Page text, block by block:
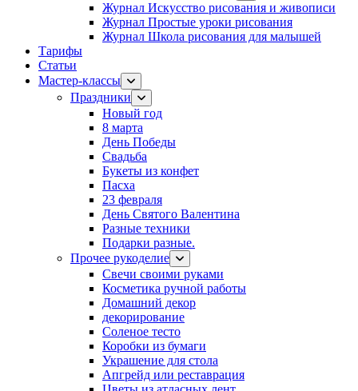
Журнал Искусство рисования и живописи
Журнал Простые уроки рисования
Журнал Школа рисования для малышей
Тарифы
Статьи
Мастер-классы
Праздники
Новый год
8 марта
День Победы
Свадьба
Букеты из конфет
Пасха
23 февраля
День Святого Валентина
Разные техники
Подарки разные.
Прочее рукоделие
Свечи своими руками
Косметика ручной работы
Домашний декор
декорирование
Соленое тесто
Коробки из бумаги
Украшение для стола
Апгрейд или реставрация